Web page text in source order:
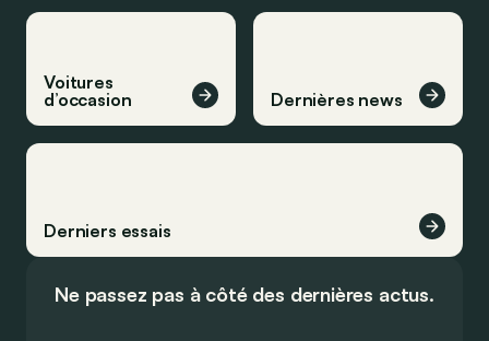
Voitures
d’occasion
Dernières news
Derniers essais
Ne passez pas à côté des dernières actus.